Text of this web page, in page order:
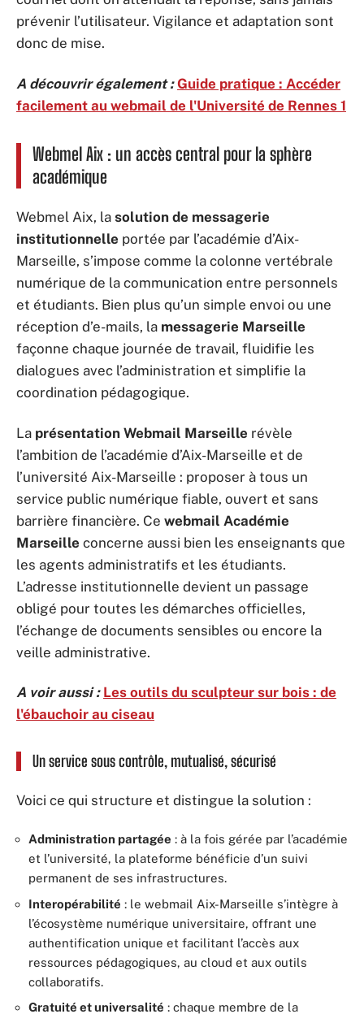
prévenir l’utilisateur. Vigilance et adaptation sont
donc de mise.
A découvrir également : Guide pratique : Accéder
facilement au webmail de l'Université de Rennes 1
Webmel Aix : un accès central pour la sphère
académique
Webmel Aix, la solution de messagerie
institutionnelle portée par l’académie d’Aix-
Marseille, s’impose comme la colonne vertébrale
numérique de la communication entre personnels
et étudiants. Bien plus qu’un simple envoi ou une
réception d’e-mails, la messagerie Marseille
façonne chaque journée de travail, fluidifie les
dialogues avec l’administration et simplifie la
coordination pédagogique.
La présentation Webmail Marseille révèle
l’ambition de l’académie d’Aix-Marseille et de
l’université Aix-Marseille : proposer à tous un
service public numérique fiable, ouvert et sans
barrière financière. Ce webmail Académie
Marseille concerne aussi bien les enseignants que
les agents administratifs et les étudiants.
L’adresse institutionnelle devient un passage
obligé pour toutes les démarches officielles,
l’échange de documents sensibles ou encore la
veille administrative.
A voir aussi : Les outils du sculpteur sur bois : de
l'ébauchoir au ciseau
Un service sous contrôle, mutualisé, sécurisé
Voici ce qui structure et distingue la solution :
Administration partagée : à la fois gérée par l’académie
et l’université, la plateforme bénéficie d’un suivi
permanent de ses infrastructures.
Interopérabilité : le webmail Aix-Marseille s’intègre à
l’écosystème numérique universitaire, offrant une
authentification unique et facilitant l’accès aux
ressources pédagogiques, au cloud et aux outils
collaboratifs.
Gratuité et universalité : chaque membre de la